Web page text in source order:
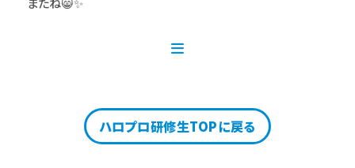
ハロプロ研修生TOPに戻る